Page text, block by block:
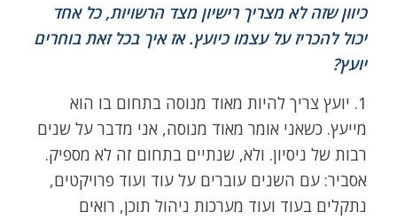
כיוון שזה לא מצריך רישיון מצד הרשויות, כל אחד
יכול להכריז על עצמו כיועץ. אז איך בכל זאת בוחרים
יועץ?
1. יועץ צריך להיות מאוד מנוסה בתחום בו הוא
מייעץ. כשאני אומר מאוד מנוסה, אני מדבר על שנים
רבות של ניסיון. ולא, שנתיים בתחום זה לא מספיק.
אסביר: עם השנים עוברים על עוד ועוד פרויקטים,
נתקלים בעוד ועוד מערכות ניהול תוכן, רואים